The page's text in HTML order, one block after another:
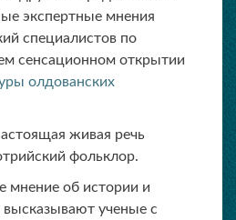
экспертные мнения
специалистов по
сенсационном открытии
олдованских
живая речь
фольклор.
мнение об истории и
высказывают ученые с